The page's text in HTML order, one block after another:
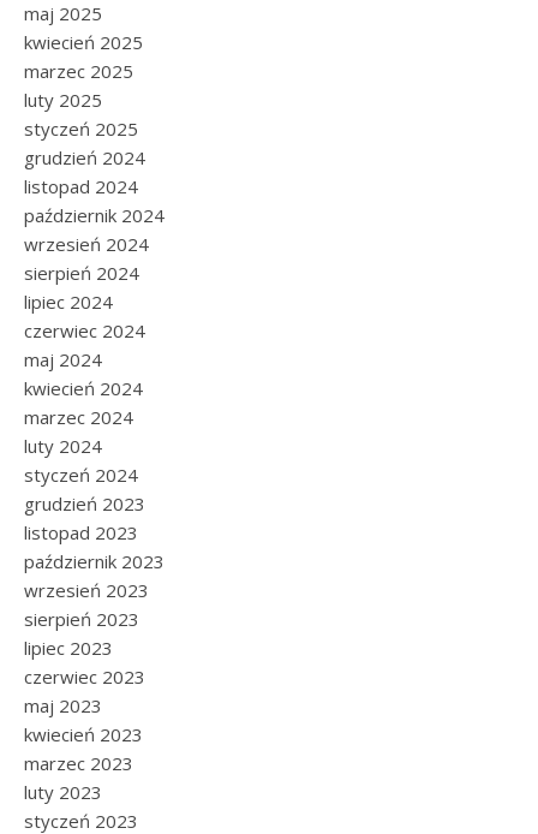
maj 2025
kwiecień 2025
marzec 2025
luty 2025
styczeń 2025
grudzień 2024
listopad 2024
październik 2024
wrzesień 2024
sierpień 2024
lipiec 2024
czerwiec 2024
maj 2024
kwiecień 2024
marzec 2024
luty 2024
styczeń 2024
grudzień 2023
listopad 2023
październik 2023
wrzesień 2023
sierpień 2023
lipiec 2023
czerwiec 2023
maj 2023
kwiecień 2023
marzec 2023
luty 2023
styczeń 2023